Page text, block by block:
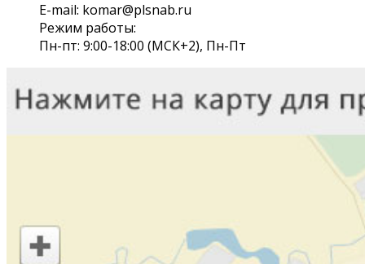
E-mail: komar@plsnab.ru
Режим работы:
Пн-пт: 9:00-18:00 (МСК+2), Пн-Пт